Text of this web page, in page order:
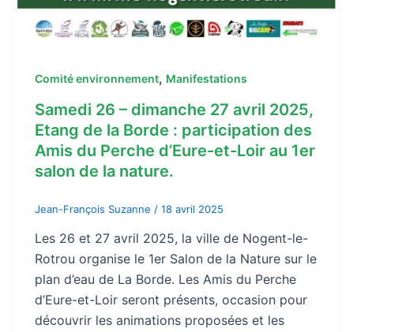
Comité environnement, Manifestations
Samedi 26 – dimanche 27 avril 2025,
Etang de la Borde : participation des
Amis du Perche d’Eure-et-Loir au 1er
salon de la nature.
Jean-François Suzanne / 18 avril 2025
Les 26 et 27 avril 2025, la ville de Nogent-le-
Rotrou organise le 1er Salon de la Nature sur le
plan d’eau de La Borde. Les Amis du Perche
d’Eure-et-Loir seront présents, occasion pour
découvrir les animations proposées et les